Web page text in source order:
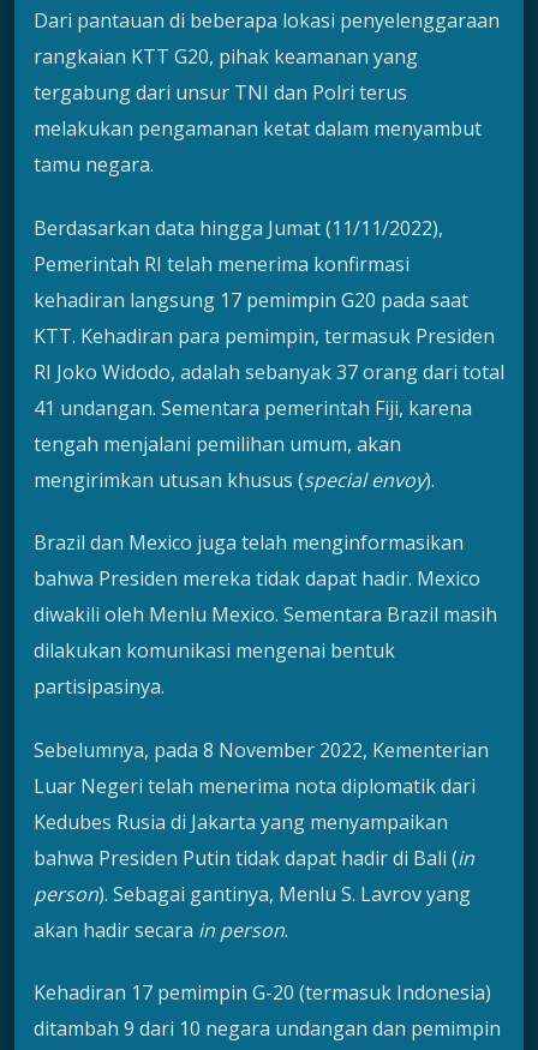
Dari pantauan di beberapa lokasi penyelenggaraan
rangkaian KTT G20, pihak keamanan yang
tergabung dari unsur TNI dan Polri terus
melakukan pengamanan ketat dalam menyambut
tamu negara.
Berdasarkan data hingga Jumat (11/11/2022),
Pemerintah RI telah menerima konfirmasi
kehadiran langsung 17 pemimpin G20 pada saat
KTT. Kehadiran para pemimpin, termasuk Presiden
RI Joko Widodo, adalah sebanyak 37 orang dari total
41 undangan. Sementara pemerintah Fiji, karena
tengah menjalani pemilihan umum, akan
mengirimkan utusan khusus (special envoy).
Brazil dan Mexico juga telah menginformasikan
bahwa Presiden mereka tidak dapat hadir. Mexico
diwakili oleh Menlu Mexico. Sementara Brazil masih
dilakukan komunikasi mengenai bentuk
partisipasinya.
Sebelumnya, pada 8 November 2022, Kementerian
Luar Negeri telah menerima nota diplomatik dari
Kedubes Rusia di Jakarta yang menyampaikan
bahwa Presiden Putin tidak dapat hadir di Bali (in
person). Sebagai gantinya, Menlu S. Lavrov yang
akan hadir secara in person.
Kehadiran 17 pemimpin G-20 (termasuk Indonesia)
ditambah 9 dari 10 negara undangan dan pemimpin